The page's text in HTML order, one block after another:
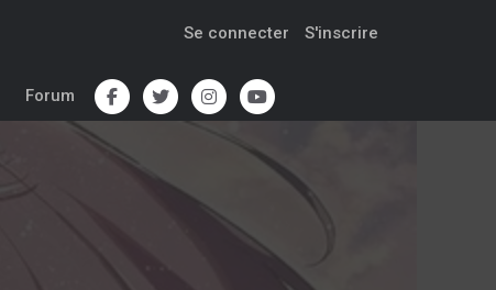
Se connecter S'inscrire
Forum